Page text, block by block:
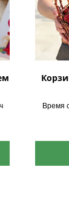
Время